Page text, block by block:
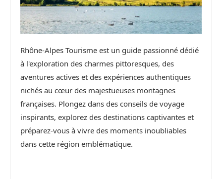
Rhône-Alpes Tourisme est un guide passionné dédié
à l'exploration des charmes pittoresques, des
aventures actives et des expériences authentiques
nichés au cœur des majestueuses montagnes
françaises. Plongez dans des conseils de voyage
inspirants, explorez des destinations captivantes et
préparez-vous à vivre des moments inoubliables
dans cette région emblématique.